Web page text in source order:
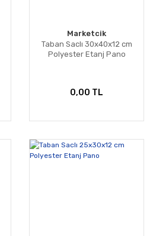
Marketcik
Taban Saclı 30x40x12 cm
Polyester Etanj Pano
0,00 TL